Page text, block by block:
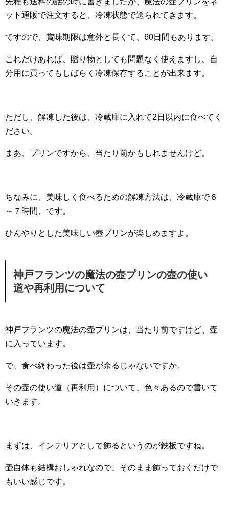
ット通販で注文すると、冷凍状態で送られてきます。
ですので、賞味期限は意外と長くて、60日間もあります。
これだけあれば、贈り物としても問題なく使えますし、自
分用に買ってもしばらく冷凍保存することが出来ます。
ただし、解凍した後は、冷蔵庫に入れて2日以内に食べてく
ださい。
まあ、プリンですから、当たり前かもしれませんけど。
ちなみに、美味しく食べるための解凍方法は、冷蔵庫で６
～７時間、です。
ひんやりとした美味しい壺プリンが楽しめますよ。
神戸フランツの魔法の壺プリンの壺の使い
道や再利用について
神戸フランツの魔法の壷プリンは、当たり前ですけど、壷
に入っています。
で、食べ終わった後は壷が余るじゃないですか。
その壷の使い道（再利用）について、色々あるので書いて
いきます。
まずは、インテリアとして飾るというのが鉄板ですね。
壷自体も結構おしゃれなので、そのまま飾っておくだけで
もいい感じです。